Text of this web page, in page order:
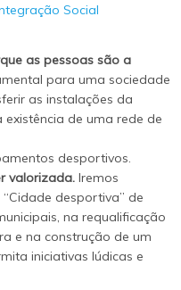
Social
as pessoas são a
para uma sociedade
as instalações da
de uma rede de
desportivos.
valorizada.Iremos
desportiva” de
na requalificação
e na construção de um
iniciativas lúdicas e